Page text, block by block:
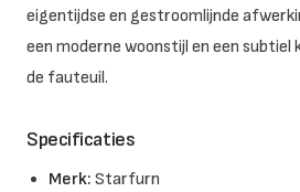
eigentijdse en gestroomlijnde
een moderne woonstijl en een
de fauteuil.
Specificaties
Merk: Starfurn